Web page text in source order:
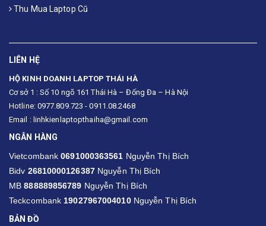
Thu Mua Laptop Cũ
LIÊN HỆ
HỘ KINH DOANH LAPTOP THÁI HÀ
Cơ sở 1 : Số 10 ngõ 161 Thái Hà – Đống Đa – Hà Nội
Hotline: 0977.809.723 - 0911.08.2468
Email : linhkienlaptopthaiha@gmail.com
NGÂN HÀNG
Vietcombank0691000363561 Nguyễn Thị Bích
Bidv 26810000126387Nguyễn Thị Bích
MB888889856789 Nguyễn Thị Bích
Teckcombank 19027967004010Nguyễn Thị Bích
BẢN ĐỒ